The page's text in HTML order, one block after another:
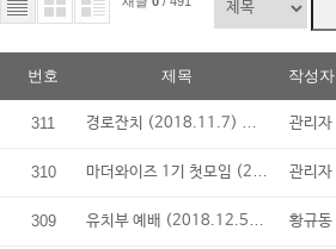
번호 제목 작성자
311 관리자
310 관리자
309 황규동